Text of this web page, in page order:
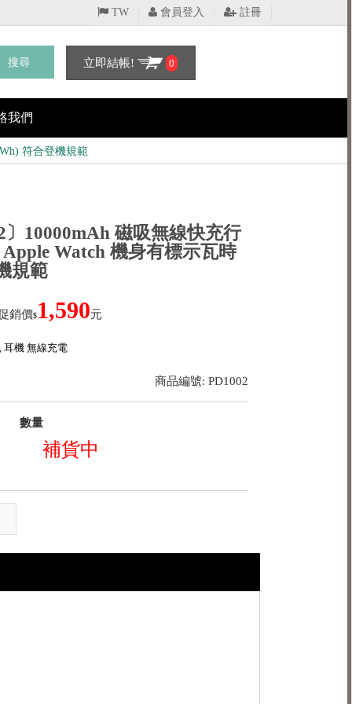
TW 會員登入 註冊
搜尋 立即結帳! 0
我們
符合登機規範
〕10000mAh 磁吸無線快充行
Watch 機身有標示瓦時
規範
銷價$1,590元
耳機 無線充電
商品編號: PD1002
數量
補貨中